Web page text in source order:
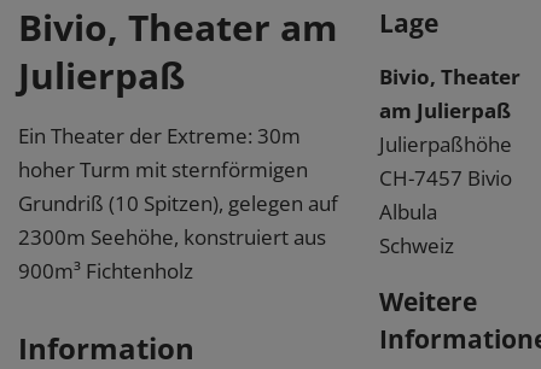
Bivio, Theater am
Julierpaß
Ein Theater der Extreme: 30m
hoher Turm mit sternförmigen
Grundriß (10 Spitzen), gelegen auf
2300m Seehöhe, konstruiert aus
900m³ Fichtenholz
Information
Lage
Bivio, Theater
am Julierpaß
Julierpaßhöhe
CH-7457 Bivio
Albula
Schweiz
Weitere